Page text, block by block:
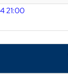
21:00